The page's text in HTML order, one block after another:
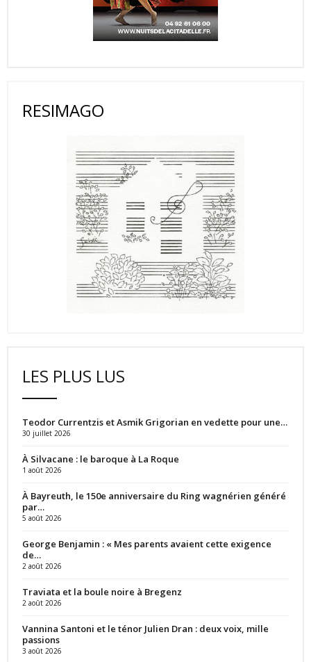
RESIMAGO
LES PLUS LUS
Teodor Currentzis et Asmik Grigorian en vedette pour une…
30 juillet 2026
À Silvacane : le baroque à La Roque
1 août 2026
À Bayreuth, le 150e anniversaire du Ring wagnérien généré
par…
5 août 2026
George Benjamin : « Mes parents avaient cette exigence
de…
2 août 2026
Traviata et la boule noire à Bregenz
2 août 2026
Vannina Santoni et le ténor Julien Dran : deux voix, mille
passions
3 août 2026